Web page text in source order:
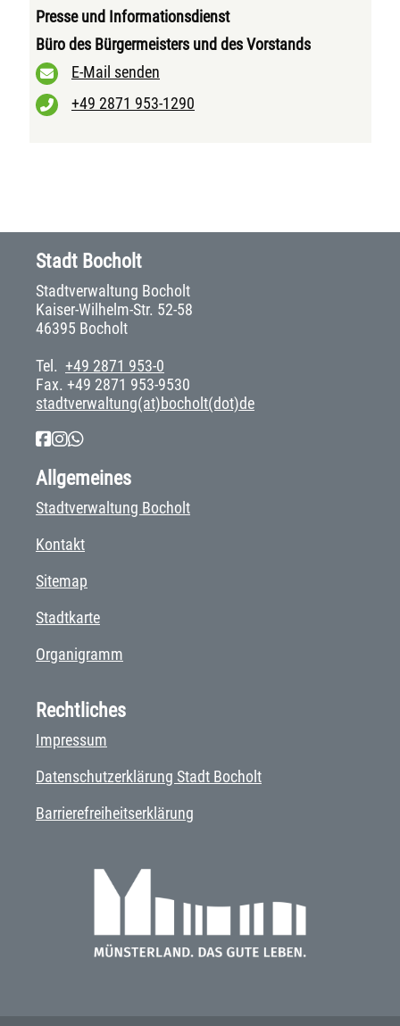
Presse und Informationsdienst
Büro des Bürgermeisters und des Vorstands
E-Mail senden
+49 2871 953-1290
Stadt Bocholt
Stadtverwaltung Bocholt
Kaiser-Wilhelm-Str. 52-58
46395 Bocholt
Tel. +49 2871 953-0
Fax. +49 2871 953-9530
stadtverwaltung(at)bocholt(dot)de
Allgemeines
Stadtverwaltung Bocholt
Kontakt
Sitemap
Stadtkarte
Organigramm
Rechtliches
Impressum
Datenschutzerklärung Stadt Bocholt
Barrierefreiheitserklärung